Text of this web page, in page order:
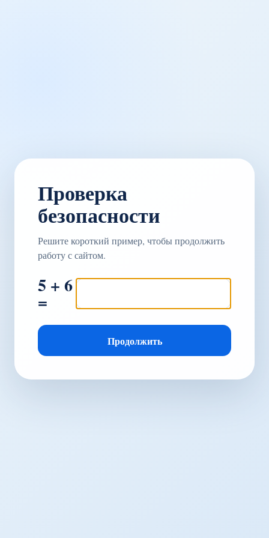
Проверка
безопасности
Решите короткий пример, чтобы продолжить
работу с сайтом.
5 + 6
=
Продолжить